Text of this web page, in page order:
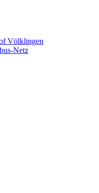
Völklingen
Netz